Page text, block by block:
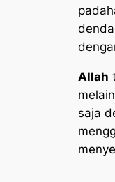
Allah
saja